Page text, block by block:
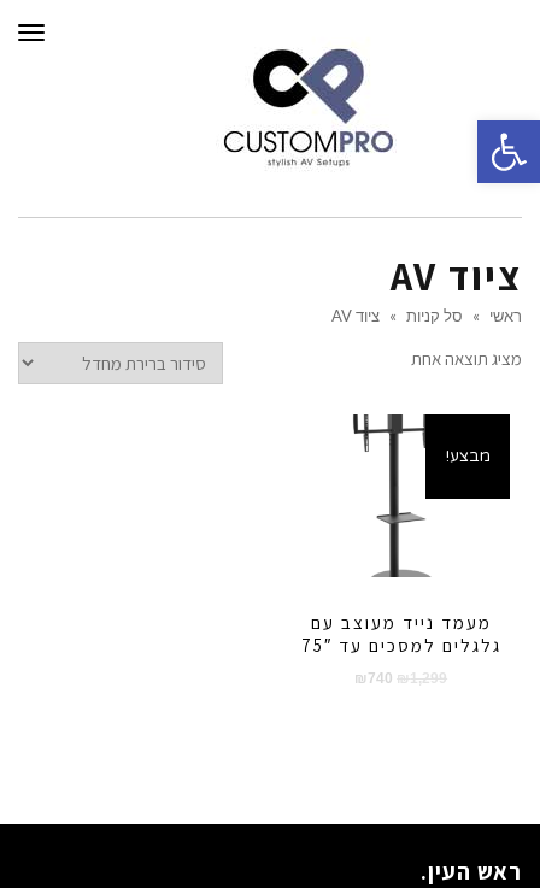
ציוד AV
ראשי » סל קניות » ציוד AV
מציג תוצאה אחת
מבצע!
מעמד נייד מעוצב עם
גלגלים למסכים עד 75″
₪1,299
המחיר
₪ 740
המחיר
ראש העין.
פתח סרגל נגישות